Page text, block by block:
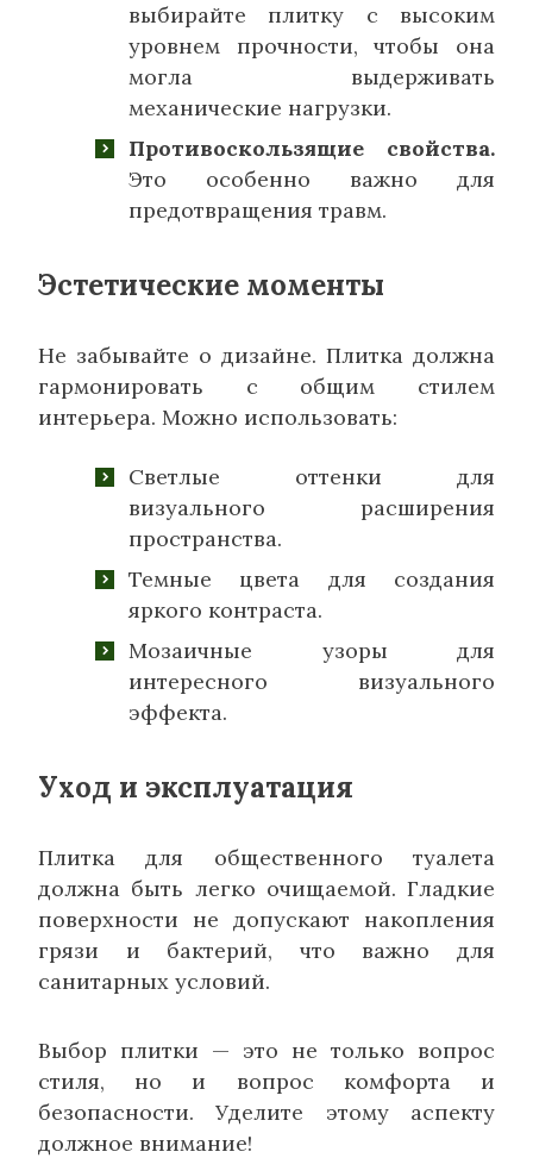
выбирайте плитку с высоким
уровнем прочности, чтобы она
могла выдерживать
механические нагрузки.
Противоскользящие свойства.
Это особенно важно для
предотвращения травм.
Эстетические моменты
Не забывайте о дизайне. Плитка должна
гармонировать с общим стилем
интерьера. Можно использовать:
Светлые оттенки для
визуального расширения
пространства.
Темные цвета для создания
яркого контраста.
Мозаичные узоры для
интересного визуального
эффекта.
Уход и эксплуатация
Плитка для общественного туалета
должна быть легко очищаемой. Гладкие
поверхности не допускают накопления
грязи и бактерий, что важно для
санитарных условий.
Выбор плитки — это не только вопрос
стиля, но и вопрос комфорта и
безопасности. Уделите этому аспекту
должное внимание!